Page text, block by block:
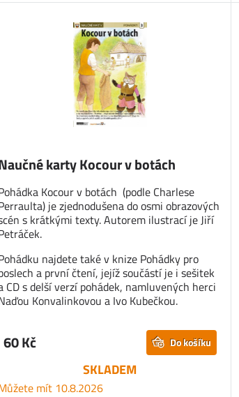
karty Kocour v botách
Kocour v botách (podle Charlese
je zjednodušena do osmi obrazových
s krátkými texty. Autorem ilustrací je Jiří
najdete také v knize Pohádky pro
a první čtení, jejíž součástí je i sešitek
CD s delší verzí pohádek, namluvených herci
Konvalinkovou a Ivo Kubečkou.
60 Kč Do košíku
SKLADEM
mít 10.8.2026